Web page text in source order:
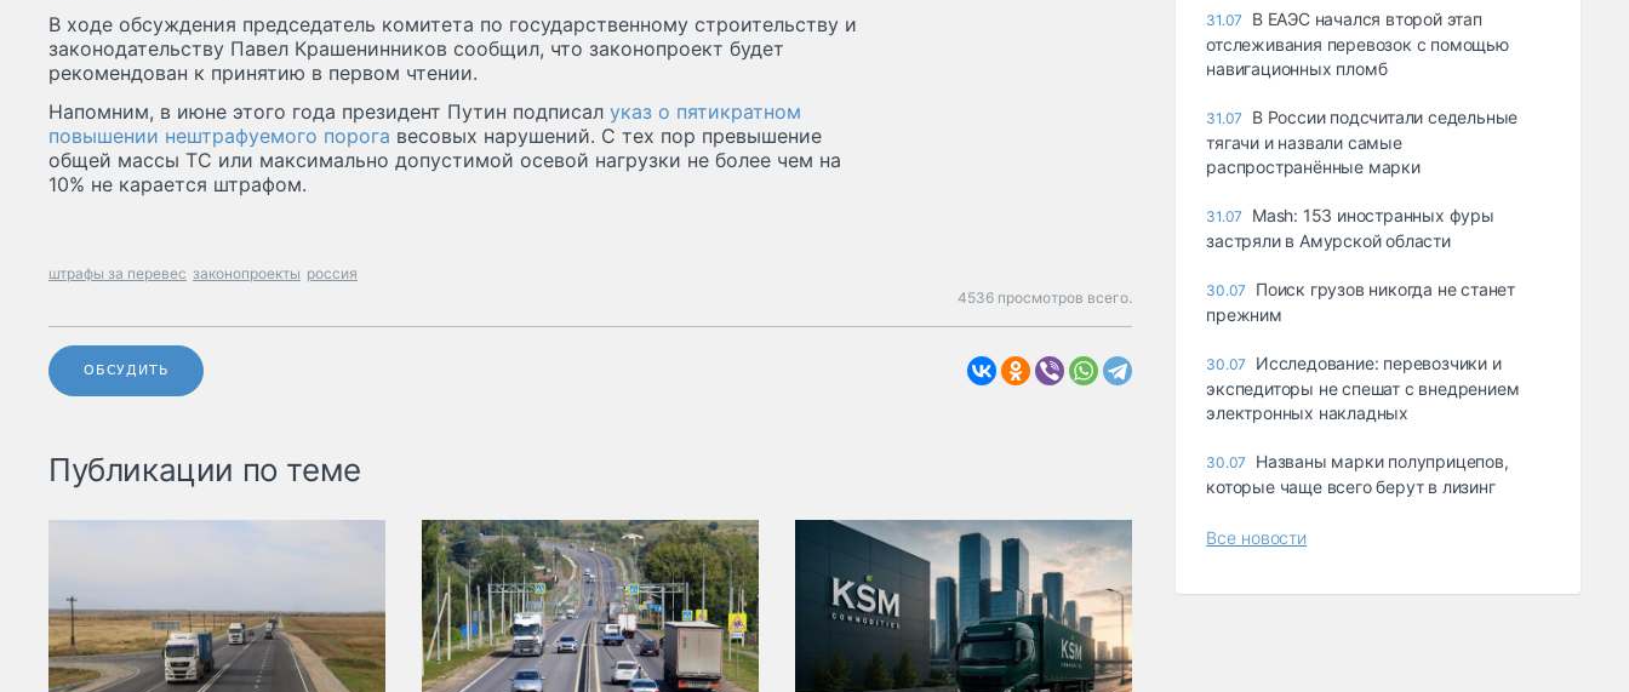
В ходе обсуждения председатель комитета по государственному строительству и
законодательству Павел Крашенинников сообщил, что законопроект будет
рекомендован к принятию в первом чтении.
Напомним, в июне этого года президент Путин подписал указ о пятикратном
повышении нештрафуемого порога весовых нарушений. С тех пор превышение
общей массы ТС или максимально допустимой осевой нагрузки не более чем на
10% не карается штрафом.
штрафы за перевес законопроекты россия
4536 просмотров всего.
ОБСУДИТЬ
Публикации по теме
31.07
В ЕАЭС начался второй этап
отслеживания перевозок с помощью
навигационных пломб
31.07
В России подсчитали седельные
тягачи и назвали самые
распространённые марки
31.07
Mash: 153 иностранных фуры
застряли в Амурской области
30.07
Поиск грузов никогда не станет
прежним
30.07
Исследование: перевозчики и
экспедиторы не спешат с внедрением
электронных накладных
30.07
Названы марки полуприцепов,
которые чаще всего берут в лизинг
Все новости